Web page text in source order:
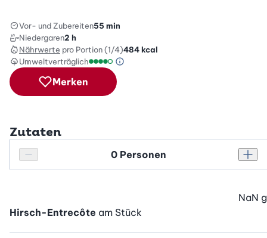
Vor- und Zubereiten55 min
Niedergaren2 h
Nährwerte pro Portion (1/4)484kcal
Umweltverträglich
Umweltverträglichkeitsskala: 4 von 5
Green Betty Skala Info
Merken
Zutaten
Personenanzahl verringern
Personenanzahl
Hirsch-Entrecôte am Stück
NaN g